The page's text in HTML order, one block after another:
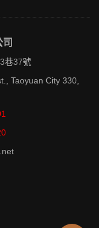
巷37號
Taoyuan City 330,